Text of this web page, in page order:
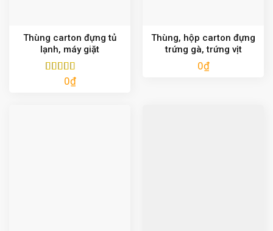
Thùng carton đựng tủ
lạnh, máy giặt
Được xếp
0₫
Thùng, hộp carton đựng
trứng gà, trứng vịt
0₫